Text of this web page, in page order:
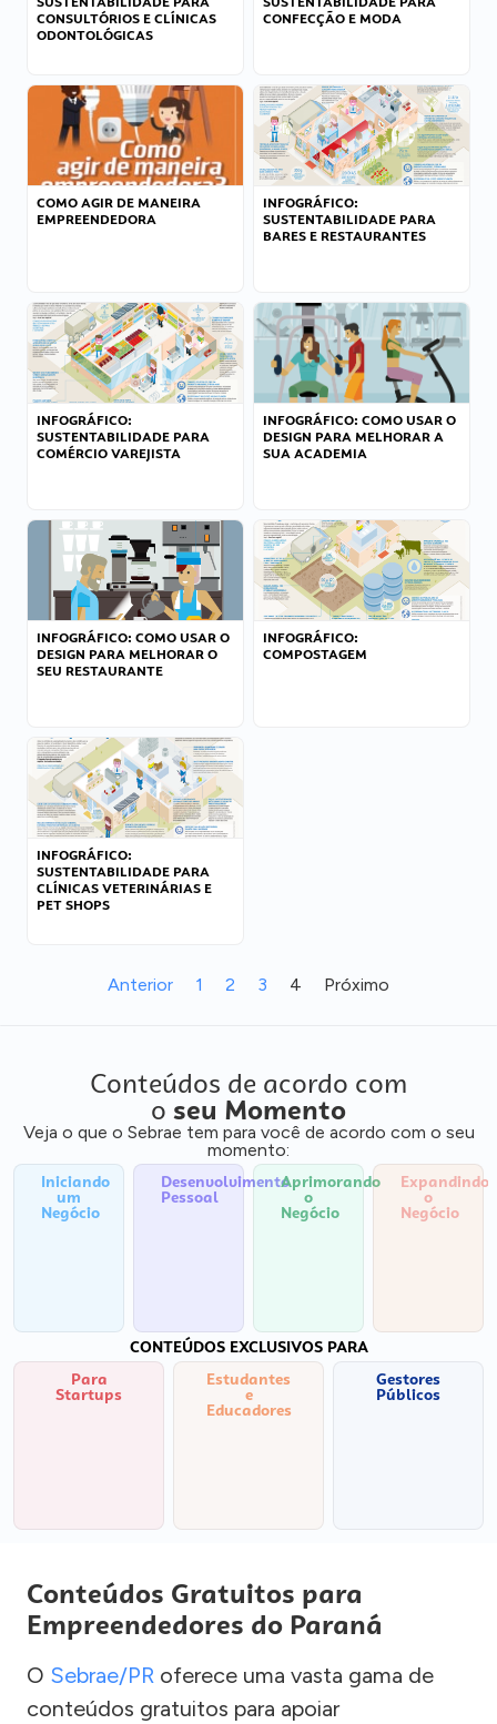
CONSULTÓRIOS E CLÍNICAS
ODONTOLÓGICAS
CONFECÇÃO E MODA
COMO AGIR DE MANEIRA
EMPREENDEDORA
INFOGRÁFICO:
SUSTENTABILIDADE PARA
BARES E RESTAURANTES
INFOGRÁFICO:
SUSTENTABILIDADE PARA
COMÉRCIO VAREJISTA
INFOGRÁFICO: COMO USAR O
DESIGN PARA MELHORAR A
SUA ACADEMIA
INFOGRÁFICO: COMO USAR O
DESIGN PARA MELHORAR O
SEU RESTAURANTE
INFOGRÁFICO:
COMPOSTAGEM
INFOGRÁFICO:
SUSTENTABILIDADE PARA
CLÍNICAS VETERINÁRIAS E
PET SHOPS
Anterior 1 2 3 4 Próximo
Conteúdos de acordo com
o seu Momento
Veja o que o Sebrae tem para você de acordo com o seu
momento:
Iniciando
um
Negócio
Desenvolvimento
Pessoal
Aprimorando
o
Negócio
Expandindo
o
Negócio
CONTEÚDOS EXCLUSIVOS PARA
Para
Startups
Estudantes
e
Educadores
Gestores
Públicos
Conteúdos Gratuitos para
Empreendedores do Paraná
O Sebrae/PR oferece uma vasta gama de
conteúdos gratuitos para apoiar